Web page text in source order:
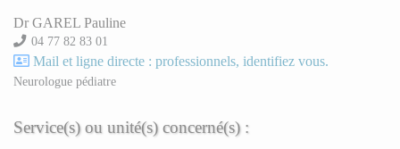
Dr GAREL Pauline
04 77 82 83 01
Mail et ligne directe : professionnels, identifiez vous.
Neurologue pédiatre
Service(s) ou unité(s) concerné(s) :